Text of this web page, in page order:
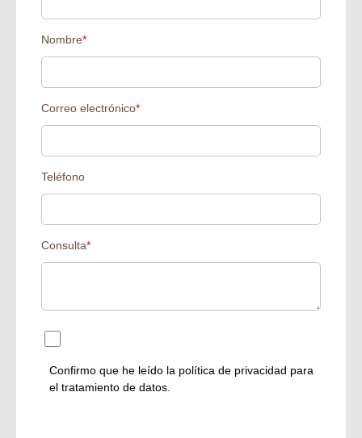
Nombre*
Correo electrónico*
Teléfono
Consulta*
Confirmo que he leído la política de privacidad para
el tratamiento de datos.